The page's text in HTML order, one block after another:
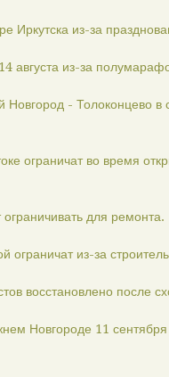
Иркутска из-за
августа из-за
- Толоконцево в
ограничат во время
для ремонта.
из-за
восстановлено после
Новгороде 11 сентября